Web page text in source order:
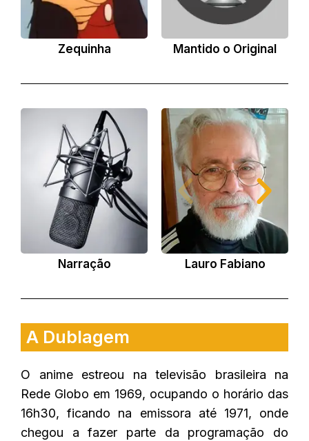
Zequinha Mantido o Original
Narração Lauro Fabiano
A Dublagem
O anime estreou na televisão brasileira na
Rede Globo em 1969, ocupando o horário das
16h30, ficando na emissora até 1971, onde
chegou a fazer parte da programação do